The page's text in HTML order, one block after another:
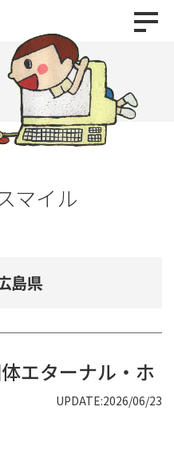
マイル
島県
エターナル・ホ
UPDATE:2026/06/23